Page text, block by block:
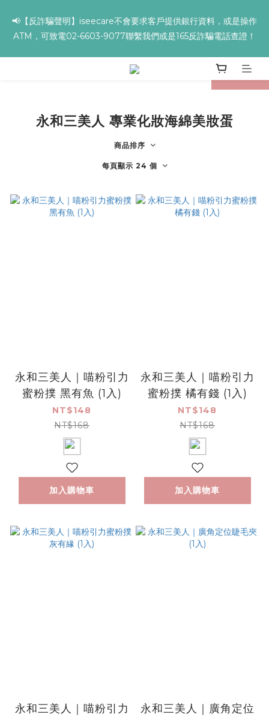
零油光UV防曬乳 ➌滿３２９９贈▸保濕亮顏卸妝膏
ATM，可致電02-6603-9077聯繫我們或是165反詐騙電話查證！
✨全館滿額贈 ➊滿９９９贈▸海葡萄蘆薈補水面膜 ➋滿１９９９贈▸
零油光UV防曬乳 ➌滿３２９９贈▸保濕亮顏卸妝膏
prev next
永和三美人 專業化妝海綿美妝蛋
商品排序
每頁顯示 24 個
永和三美人｜喵粉引力
蜜粉撲 黑有魚 (1入)
NT$148
NT$168
加入購物車
永和三美人｜喵粉引力
蜜粉撲 橘有錢 (1入)
NT$148
NT$168
加入購物車
永和三美人｜喵粉引力
永和三美人｜廣角定位